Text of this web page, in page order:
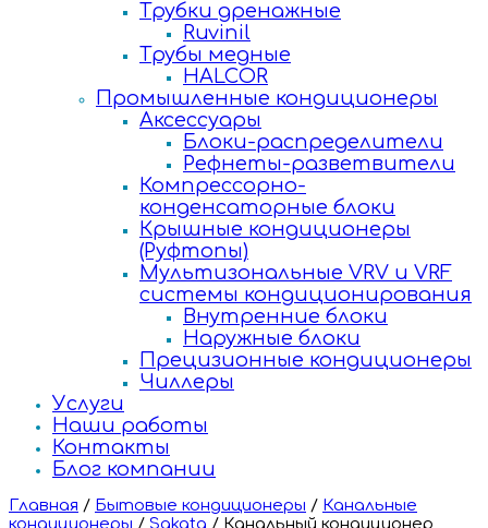
Трубки дренажные
Ruvinil
Трубы медные
HALCOR
Промышленные кондиционеры
Аксессуары
Блоки-распределители
Рефнеты-разветвители
Компрессорно-
конденсаторные блоки
Крышные кондиционеры
(Руфтопы)
Мультизональные VRV и VRF
системы кондиционирования
Внутренние блоки
Наружные блоки
Прецизионные кондиционеры
Чиллеры
Услуги
Наши работы
Контакты
Блог компании
Главная / Бытовые кондиционеры / Канальные
кондиционеры / Sakata / Канальный кондиционер